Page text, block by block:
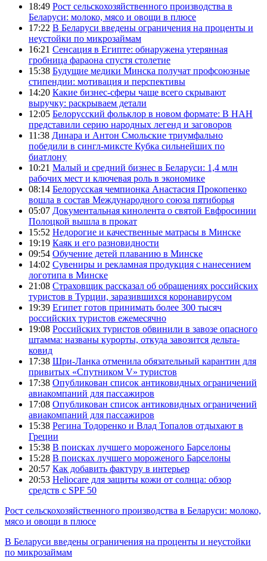
18:49 Рост сельскохозяйственного производства в
Беларуси: молоко, мясо и овощи в плюсе
17:22 В Беларуси введены ограничения на проценты и
неустойки по микрозаймам
16:21 Сенсация в Египте: обнаружена утерянная
гробница фараона спустя столетие
15:38 Будущие медики Минска получат профсоюзные
стипендии: мотивация и перспективы
14:20 Какие бизнес-сферы чаще всего скрывают
выручку: раскрываем детали
12:05 Белорусский фольклор в новом формате: В НАН
представили серию народных легенд и заговоров
11:38 Динара и Антон Смольские триумфально
победили в сингл-миксте Кубка сильнейших по
биатлону
10:21 Малый и средний бизнес в Беларуси: 1,4 млн
рабочих мест и ключевая роль в экономике
08:14 Белорусская чемпионка Анастасия Прокопенко
вошла в состав Международного союза пятиборья
05:07 Документальная кинолента о святой Евфросинии
Полоцкой вышла в прокат
15:52 Недорогие и качественные матрасы в Минске
19:19 Каяк и его разновидности
09:54 Обучение детей плаванию в Минске
14:02 Сувениры и рекламная продукция с нанесением
логотипа в Минске
21:08 Страховщик рассказал об обращениях российских
туристов в Турции, заразившихся коронавирусом
19:39 Египет готов принимать более 300 тысяч
российских туристов ежемесячно
19:08 Российских туристов обвинили в завозе опасного
штамма: названы курорты, откуда завозится дельта-
ковид
17:38 Шри-Ланка отменила обязательный карантин для
привитых «Спутником V» туристов
17:38 Опубликован список антиковидных ограничений
авиакомпаний для пассажиров
17:08 Опубликован список антиковидных ограничений
авиакомпаний для пассажиров
15:38 Регина Тодоренко и Влад Топалов отдыхают в
Греции
15:38 В поисках лучшего мороженого Барселоны
15:28 В поисках лучшего мороженого Барселоны
20:57 Как добавить фактуру в интерьер
20:53 Heliocare для защиты кожи от солнца: обзор
средств с SPF 50
Рост сельскохозяйственного производства в Беларуси: молоко,
мясо и овощи в плюсе
В Беларуси введены ограничения на проценты и неустойки
по микрозаймам